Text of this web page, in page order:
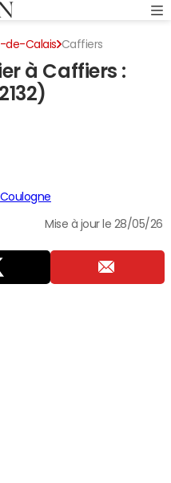
de-Calais Caffiers
à Caffiers :
Coulogne
Mise à jour le 28/05/26